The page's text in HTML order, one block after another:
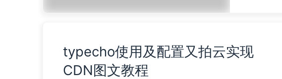
typecho使用及配置又拍云实现
CDN图文教程